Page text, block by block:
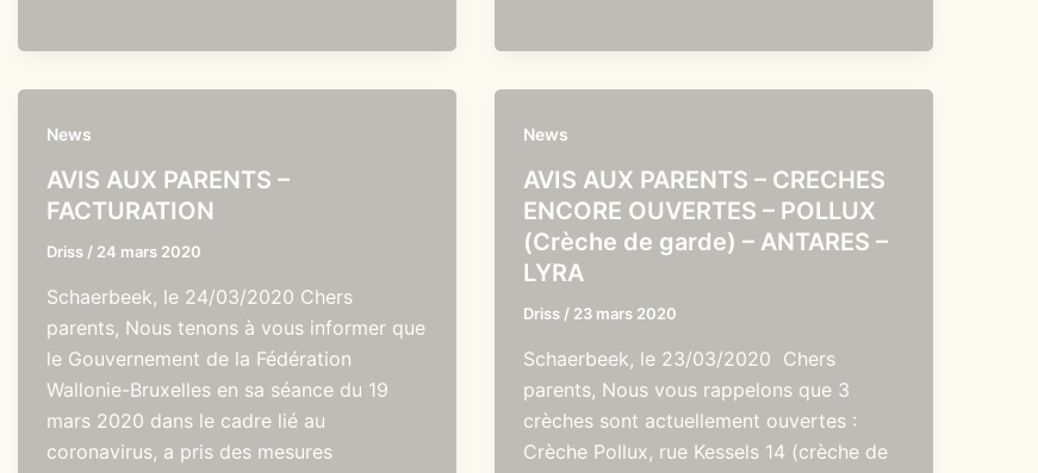
News
AVIS AUX PARENTS –
FACTURATION
Driss / 24 mars 2020
Schaerbeek, le 24/03/2020 Chers
parents, Nous tenons à vous informer que
le Gouvernement de la Fédération
Wallonie-Bruxelles en sa séance du 19
mars 2020 dans le cadre lié au
coronavirus, a pris des mesures
News
AVIS AUX PARENTS – CRECHES
ENCORE OUVERTES – POLLUX
(Crèche de garde) – ANTARES –
LYRA
Driss / 23 mars 2020
Schaerbeek, le 23/03/2020 Chers
parents, Nous vous rappelons que 3
crèches sont actuellement ouvertes :
Crèche Pollux, rue Kessels 14 (crèche de